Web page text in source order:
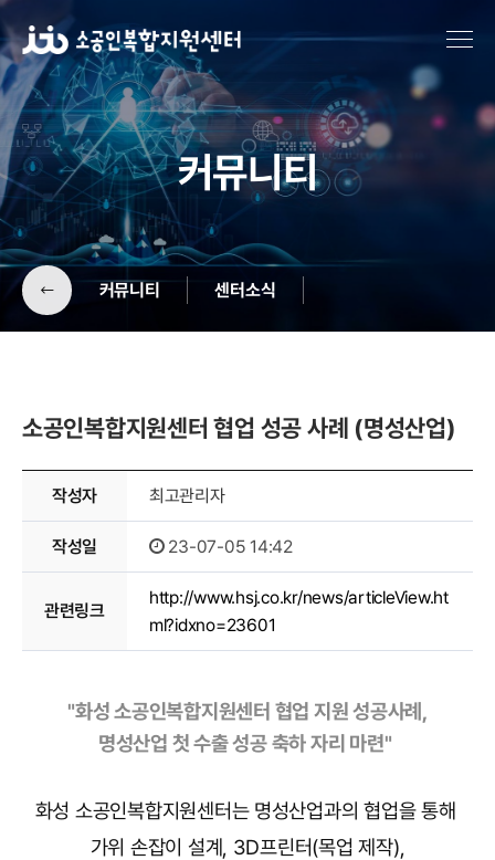
커뮤니티
커뮤니티 센터소식
센터소식
소공인
소공인복합지원센터 협업 성공 사례 (명성산업)
작성자 최고관리자
작성일 23-07-05 14:42
관련링크
http://www.hsj.co.kr/news/articleView.ht
ml?idxno=23601
"화성 소공인복합지원센터 협업 지원 성공사례 ,
명성산업 첫 수출 성공 축하 자리 마련"
화성 소공인복합지원센터는 명성산업과의 협업을 통해
가위 손잡이 설계, 3D프린터(목업 제작),